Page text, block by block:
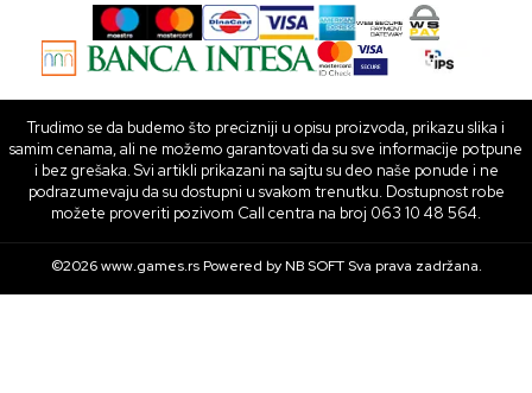
Trudimo se da budemo što precizniji u opisu proizvoda, prikazu slika i
samim cenama, ali ne možemo garantovati da su sve informacije potpune
i bez grešaka. Svi artikli prikazani na sajtu su deo naše ponude i ne
podrazumevaju da su dostupni u svakom trenutku. Dostupnost robe
možete proveriti pozivom Call centra na broj 063 10 48 564.
©2026www.games.rs Powered byNB SOFTSva prava zadržana.